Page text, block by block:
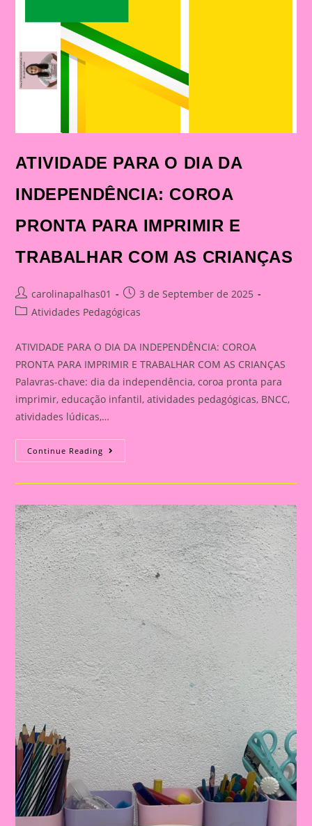
ATIVIDADE PARA O DIA DA
INDEPENDÊNCIA: COROA
PRONTA PARA IMPRIMIR E
TRABALHAR COM AS CRIANÇAS
Post
author:
carolinapalhas01
Post
published:
3 de September de 2025
PostAtividades Pedagógicas
ATIVIDADE PARA O DIA DA INDEPENDÊNCIA: COROA
PRONTA PARA IMPRIMIR E TRABALHAR COM AS CRIANÇAS
Palavras-chave: dia da independência, coroa pronta para
imprimir, educação infantil, atividades pedagógicas, BNCC,
atividades lúdicas,…
Continue Reading ATIVIDADE
PARA
DIA
COROA
PRONTA
PARA
IMPRIMIR
E
TRABALHAR
COM
AS
CRIANÇAS